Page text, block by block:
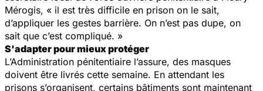
Mérogis, « il est très difficile en prison on le sait,
d’appliquer les gestes barrière. On n’est pas dupe, on
sait que c’est compliqué. »
S'adapter pour mieux protéger
L’Administration pénitentiaire l’assure, des masques
doivent être livrés cette semaine. En attendant les
prisons s’organisent, certains bâtiments sont maintenant